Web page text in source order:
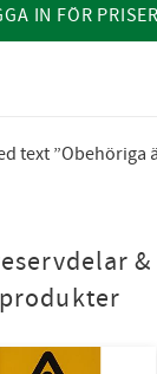
IN FÖR PRISER
text ”Obehöriga
&